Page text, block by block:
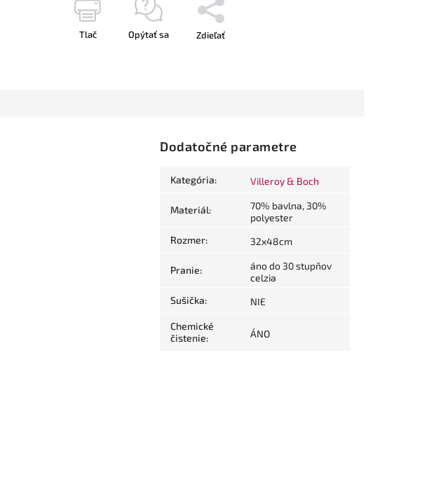
Tlač Opýtať sa Zdieľať
Dodatočné parametre
Kategória: Villeroy & Boch
Materiál:
70% bavlna, 30%
polyester
Rozmer: 32x48cm
Pranie:
áno do 30 stupňov
celzia
Sušička: NIE
Chemické
čistenie: ÁNO